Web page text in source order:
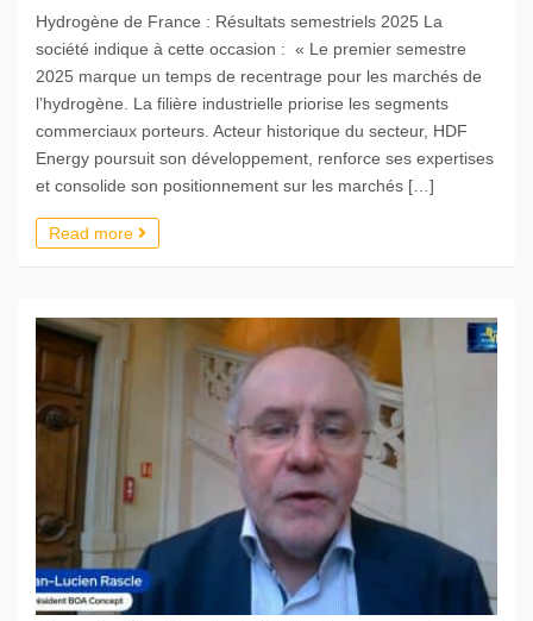
Hydrogène de France : Résultats semestriels 2025 La
société indique à cette occasion : « Le premier semestre
2025 marque un temps de recentrage pour les marchés de
l’hydrogène. La filière industrielle priorise les segments
commerciaux porteurs. Acteur historique du secteur, HDF
Energy poursuit son développement, renforce ses expertises
et consolide son positionnement sur les marchés […]
Read more